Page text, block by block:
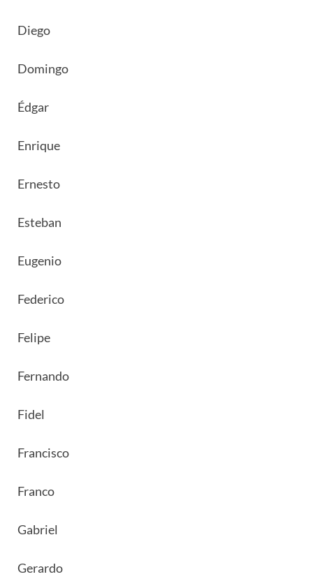
Diego
Domingo
Édgar
Enrique
Ernesto
Esteban
Eugenio
Federico
Felipe
Fernando
Fidel
Francisco
Franco
Gabriel
Gerardo